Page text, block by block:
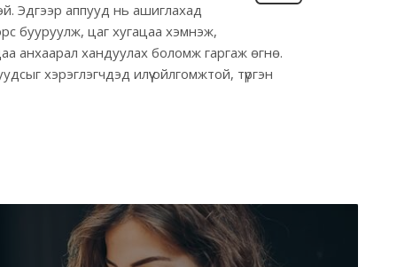
Эдгээр аппууд нь ашиглахад
бууруулж, цаг хугацаа хэмнэж,
анхаарал хандуулах боломж гаргаж өгнө.
хэрэглэгчдэд илүү ойлгомжтой, түргэн